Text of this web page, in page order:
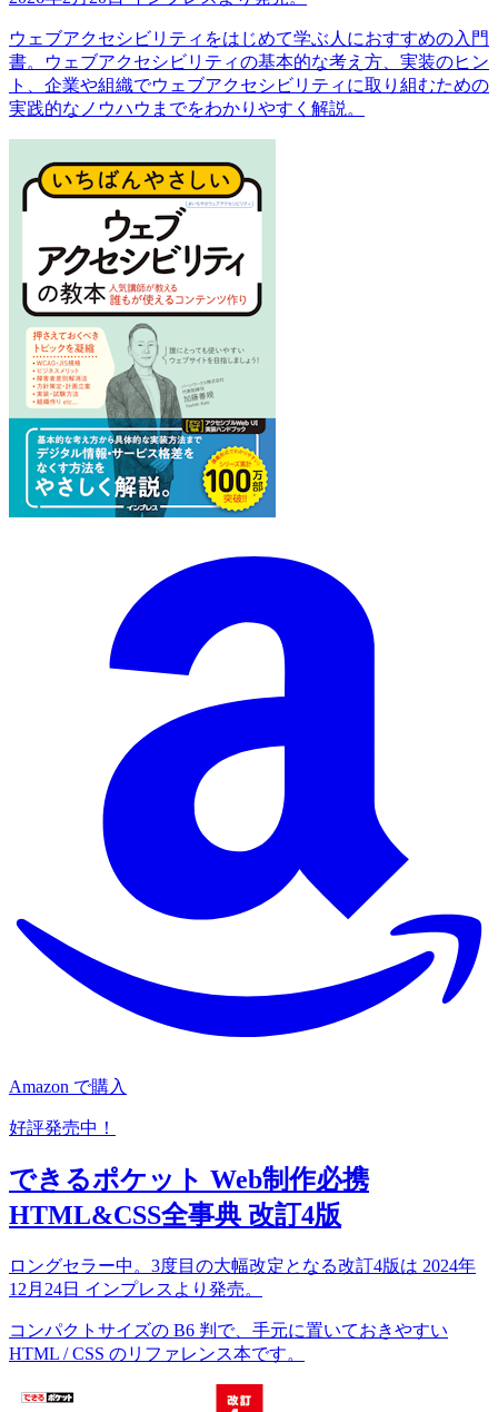
ウェブアクセシビリティをはじめて学ぶ人におすすめの入門
書。ウェブアクセシビリティの基本的な考え方、実装のヒン
ト、企業や組織でウェブアクセシビリティに取り組むための
実践的なノウハウまでをわかりやすく解説。
Amazon で購入
好評発売中！
できるポケット Web制作必携
HTML&CSS全事典 改訂4版
ロングセラー中。3度目の大幅改定となる改訂4版は 2024年
12月24日 インプレスより発売。
コンパクトサイズの B6 判で、手元に置いておきやすい
HTML / CSS のリファレンス本です。